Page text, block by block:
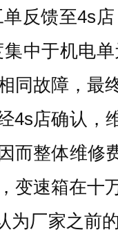
反馈至4s
中于机电
同故障，最
4s店确认
而整体维
变速箱在十
厂家之前